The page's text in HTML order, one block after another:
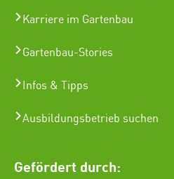
Karriere im Gartenbau
Gartenbau-Stories
Infos & Tipps
Ausbildungsbetrieb suchen
Gefördert durch: